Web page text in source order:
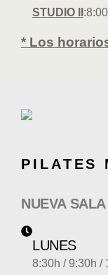
STUDIO II
* Los
PILATES
NUEVA
LUNES
8:30h / 9:30h /